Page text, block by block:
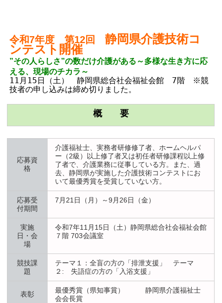
令和7年度 第12回静岡県介護技術コ
ンテスト開催
”その人らしさ”の数だけ介護がある～多様な生き方に応
える、現場のチカラ～
11月15日（土） 静岡県総合社会福祉会館 7階 ※競
技者の申し込みは締め切りました。
概 要
応募資
格
介護福祉士、実務者研修修了者、ホームヘルパ
ー（2級）以上修了者又は初任者研修課程以上修
了者で、介護業務に従事している方。また、過
去、静岡県が実施した介護技術コンテストにお
いて最優秀賞を受賞していない方。
応募受
付期間
7月21日（月）～9月26日（金）
実施
日・会
場
令和7年11月15日（土）静岡県総合社会福祉会館
７階 703会議室
競技課
題
テーマ１：全盲の方の「排泄支援」 テーマ
２: 失語症の方の「入浴支援」
表彰
最優秀賞（県知事賞） 静岡県介護福祉士
会会長賞